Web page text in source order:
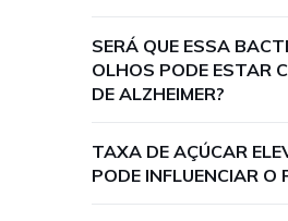
SERÁ QUE ESSA
OLHOS PODE ESTAR
DE ALZHEIMER?
TAXA DE AÇÚCAR
PODE INFLUENCIAR O